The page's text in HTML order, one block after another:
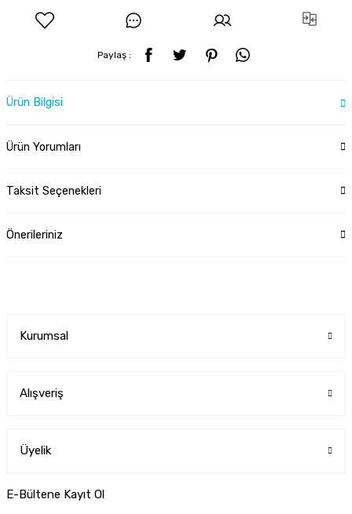
Paylaş :
Ürün Bilgisi
Ürün Yorumları
Taksit Seçenekleri
Önerileriniz
Kurumsal
Alışveriş
Üyelik
E-Bültene Kayıt Ol